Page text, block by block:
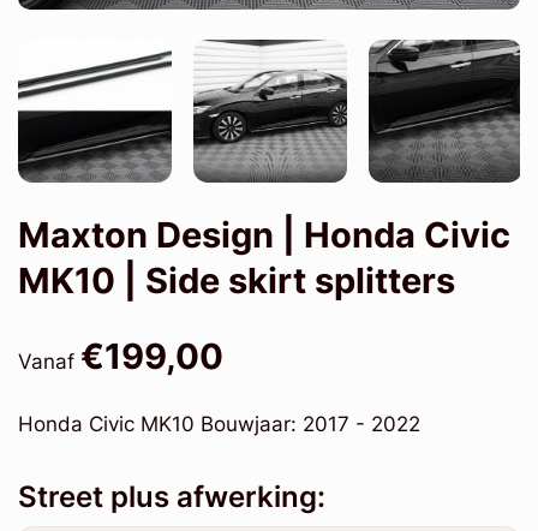
Maxton Design | Honda Civic
MK10 | Side skirt splitters
Vanaf €199,00
Honda Civic MK10 Bouwjaar: 2017 - 2022
Street plus afwerking: